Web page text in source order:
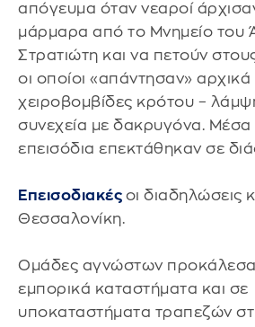
απόγευμα όταν νεαροί
μάρμαρα από το Μνημείο του
Στρατιώτη και να πετούν
οι οποίοι «απάντησαν» αρχικά
χειροβομβίδες κρότου –
συνεχεία με δακρυγόνα. Μέσα
επεισόδια επεκτάθηκαν σε
Επεισοδιακές οι διαδηλώσεις
Θεσσαλονίκη.
Ομάδες αγνώστων
εμπορικά καταστήματα και σε
υποκαταστήματα τραπεζών